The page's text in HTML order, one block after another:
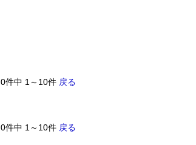
0件中 1～10件 戻る
0件中 1～10件 戻る